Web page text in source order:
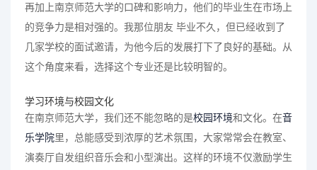
再加上南京师范大学的口碑和影响力，他们的毕业生在市场上
的竞争力是相对强的。我那位朋友 毕业不久，但已经收到了
几家学校的面试邀请，为他今后的发展打下了良好的基础。从
这个角度来看，选择这个专业还是比较明智的。
学习环境与校园文化
在南京师范大学，我们还不能忽略的是校园环境和文化。在音
乐学院里，总能感受到浓厚的艺术氛围，大家常常会在教室、
演奏厅自发组织音乐会和小型演出。这样的环境不仅激励学生